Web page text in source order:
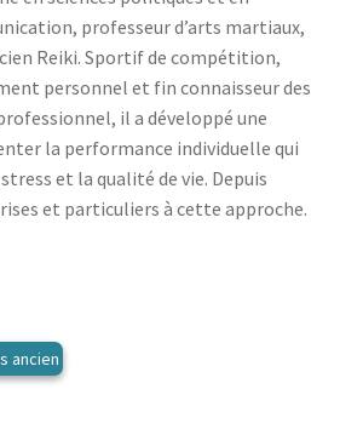
enfant
le
menu
enfant
Ouvrir
le
menu
Ouvrir
menu
le
enfant
professeur d’arts martiaux,
Reiki. Sportif de compétition,
personnel et fin connaisseur des
il a développé une
la performance individuelle qui
et la qualité de vie. Depuis
et particuliers à cette approche.